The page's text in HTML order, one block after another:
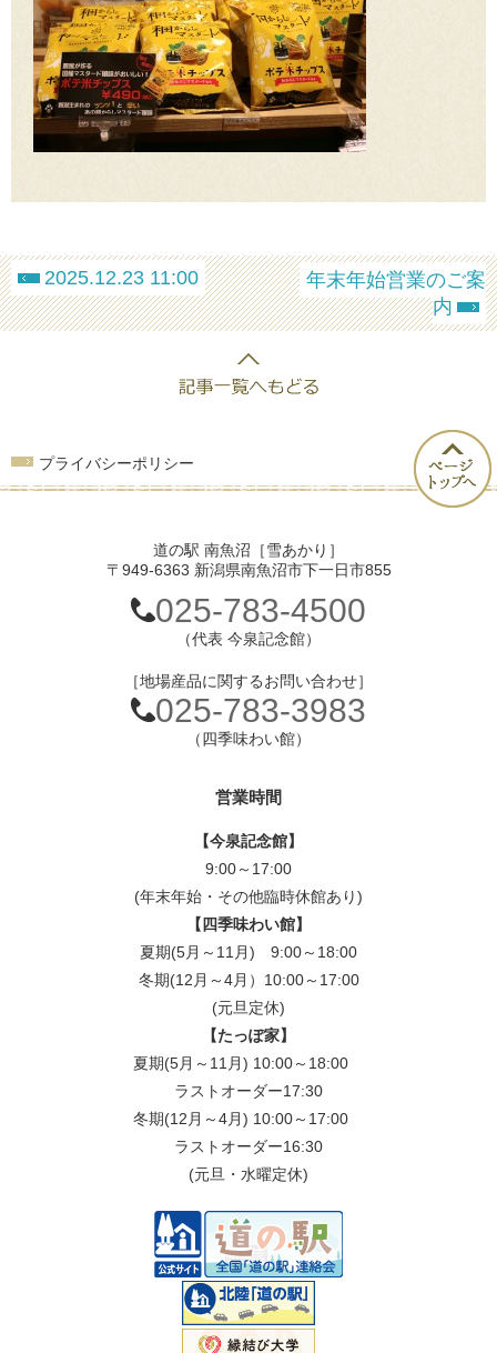
2025.12.23 11:00
年末年始営業のご案
内
プライバシーポリシー
道の駅 南魚沼［雪あかり］
〒949-6363 新潟県南魚沼市下一日市855
025-783-4500
（代表 今泉記念館）
［地場産品に関するお問い合わせ］
025-783-3983
（四季味わい館）
営業時間
【今泉記念館】
9:00～17:00
(年末年始・その他臨時休館あり)
【四季味わい館】
夏期(5月～11月) 9:00～18:00
冬期(12月～4月）10:00～17:00
(元旦定休)
【たっぽ家】
夏期(5月～11月) 10:00～18:00
ラストオーダー17:30
冬期(12月～4月) 10:00～17:00
ラストオーダー16:30
(元旦・水曜定休)